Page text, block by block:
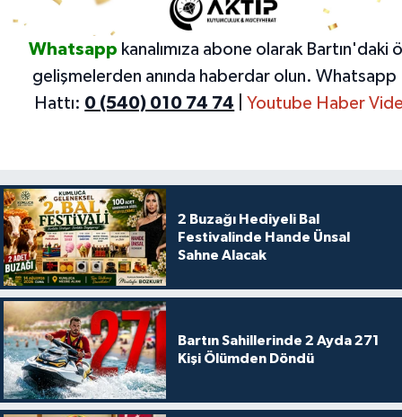
Whatsapp kanalımıza abone olarak Bartın'daki
gelişmelerden anında haberdar olun. Whatsapp
Hattı: 0 (540) 010 74 74 Youtube Haber
2 Buzağı Hediyeli Bal
Festivalinde Hande Ünsal
Sahne Alacak
Bartın Sahillerinde 2 Ayda 271
Kişi Ölümden Döndü